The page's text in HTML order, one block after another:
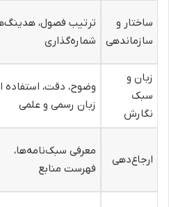
ساختار و
سازماندهی
ترتیب فصول،
شماره‌گذاری
زبان و
سبک
نگارش
وضوح، دقت، استفاده
زبان رسمی و علمی
ارجاع‌دهی
معرفی سبک‌نامه‌ها،
فهرست منابع